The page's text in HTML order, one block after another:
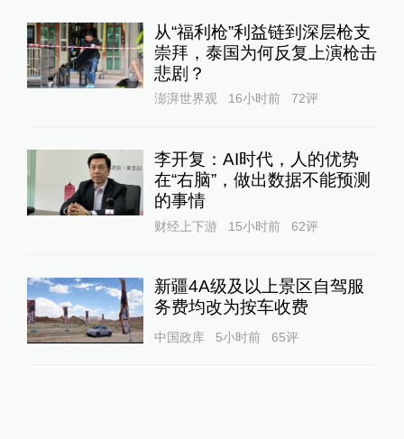
从“福利枪”利益链到深层枪支
崇拜，泰国为何反复上演枪击
悲剧？
澎湃世界观 16小时前 72评
李开复：AI时代，人的优势
在“右脑”，做出数据不能预测
的事情
财经上下游 15小时前 62评
新疆4A级及以上景区自驾服
务费均改为按车收费
中国政库 5小时前 65评